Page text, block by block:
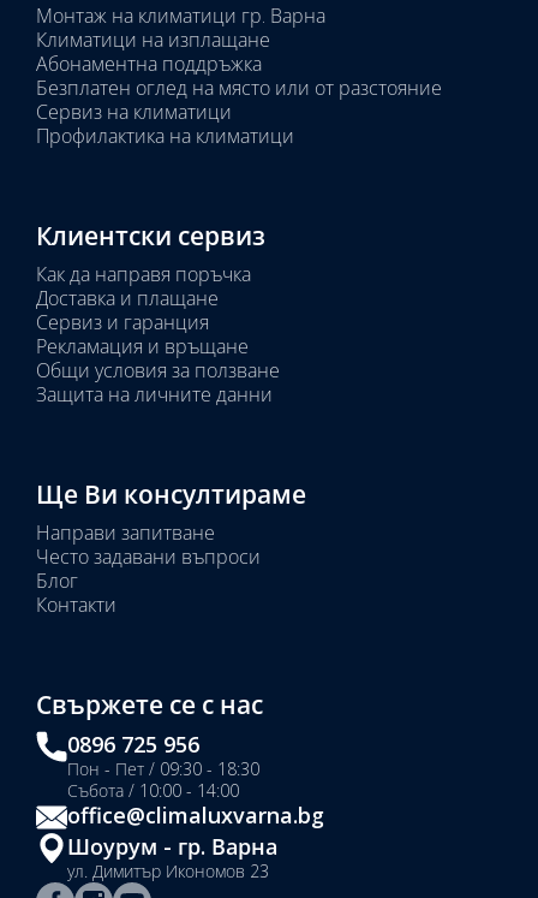
Монтаж на климатици гр. Варна
Климатици на изплащане
Абонаментна поддръжка
Безплатен оглед на място или от разстояние
Сервиз на климатици
Профилактика на климатици
Клиентски сервиз
Как да направя поръчка
Доставка и плащане
Сервиз и гаранция
Рекламация и връщане
Общи условия за ползване
Защита на личните данни
Ще Ви консултираме
Направи запитване
Често задавани въпроси
Блог
Контакти
Свържете се с нас
0896 725 956
Пон - Пет / 09:30 - 18:30
Събота / 10:00 - 14:00
office@climaluxvarna.bg
Шоурум - гр. Варна
ул. Димитър Икономов 23